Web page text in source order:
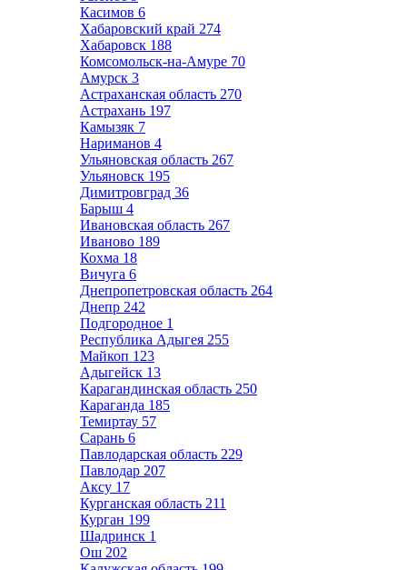
Касимов 6
Хабаровский край 274
Хабаровск 188
Комсомольск-на-Амуре 70
Амурск 3
Астраханская область 270
Астрахань 197
Камызяк 7
Нариманов 4
Ульяновская область 267
Ульяновск 195
Димитровград 36
Барыш 4
Ивановская область 267
Иваново 189
Кохма 18
Вичуга 6
Днепропетровская область 264
Днепр 242
Подгородное 1
Республика Адыгея 255
Майкоп 123
Адыгейск 13
Карагандинская область 250
Караганда 185
Темиртау 57
Сарань 6
Павлодарская область 229
Павлодар 207
Аксу 17
Курганская область 211
Курган 199
Шадринск 1
Ош 202